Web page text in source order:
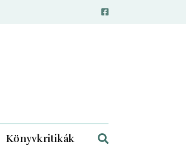
Könyvkritikák